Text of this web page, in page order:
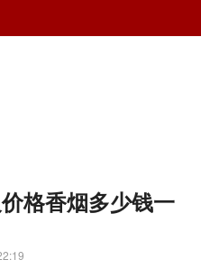
格香烟多少钱一